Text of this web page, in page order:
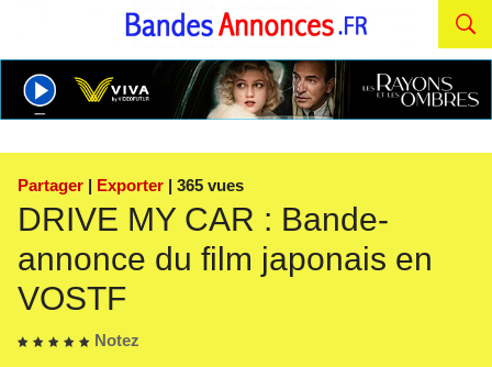
Partager | Exporter | 365 vues
DRIVE MY CAR : Bande-
annonce du film japonais en
VOSTF
Notez